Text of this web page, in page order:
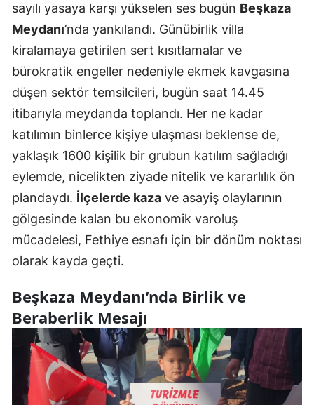
sayılı yasaya karşı yükselen ses bugün Beşkaza
Meydanı’nda yankılandı. Günübirlik villa
kiralamaya getirilen sert kısıtlamalar ve
bürokratik engeller nedeniyle ekmek kavgasına
düşen sektör temsilcileri, bugün saat 14.45
itibarıyla meydanda toplandı. Her ne kadar
katılımın binlerce kişiye ulaşması beklense de,
yaklaşık 1600 kişilik bir grubun katılım sağladığı
eylemde, nicelikten ziyade nitelik ve kararlılık ön
plandaydı. İlçelerde kaza ve asayiş olaylarının
gölgesinde kalan bu ekonomik varoluş
mücadelesi, Fethiye esnafı için bir dönüm noktası
olarak kayda geçti.
Beşkaza Meydanı’nda Birlik ve
Beraberlik Mesajı